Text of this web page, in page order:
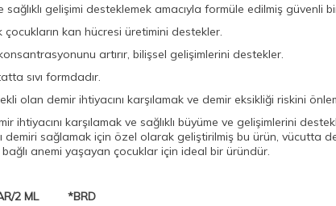
gelişimi desteklemek amacıyla formüle edilmiş güvenli
çocukların kan hücresi üretimini destekler.
artırır, bilişsel gelişimlerini destekler.
sıvı formdadır.
olan demir ihtiyacını karşılamak ve demir eksikliği riskini
ihtiyacını karşılamak ve sağlıklı büyüme ve gelişimlerini
sağlamak için özel olarak geliştirilmiş bu ürün, vücutta
anemi yaşayan çocuklar için ideal bir üründür.
2 ML *BRD